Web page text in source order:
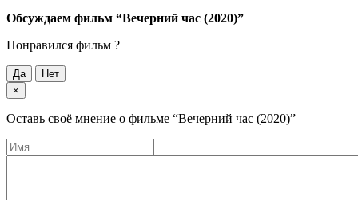
Обсуждаем фильм “Вечерний час (2020)”
Понравился фильм ?
Да
Нет
×
Оставь своё мнение о фильме “Вечерний час (2020)”